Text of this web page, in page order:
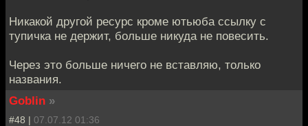
Никакой другой ресурс кроме ютьюба ссылку с
тупичка не держит, больше никуда не повесить.
Через это больше ничего не вставляю, только
названия.
Goblin »
#48 | 07.07.12 01:36